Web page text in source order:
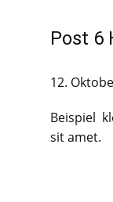
Post 6
12.
Beispiel
sit amet.